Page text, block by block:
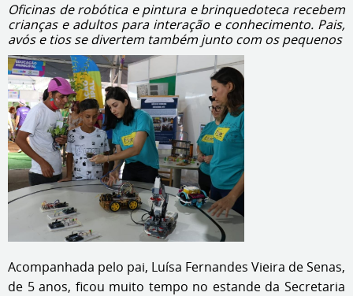
Oficinas de robótica e pintura e brinquedoteca recebem
crianças e adultos para interação e conhecimento. Pais,
avós e tios se divertem também junto com os pequenos
Acompanhada pelo pai, Luísa Fernandes Vieira de Senas,
de 5 anos, ficou muito tempo no estande da Secretaria